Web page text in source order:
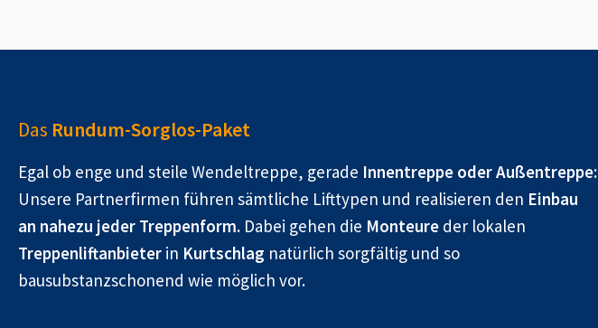
Das Rundum-Sorglos-Paket
Egal ob enge und steile Wendeltreppe, gerade Innentreppe oder Außentreppe:
Unsere Partnerfirmen führen sämtliche Lifttypen und realisieren den Einbau
an nahezu jeder Treppenform. Dabei gehen die Monteure der lokalen
Treppenliftanbieter in Kurtschlag natürlich sorgfältig und so
bausubstanzschonend wie möglich vor.